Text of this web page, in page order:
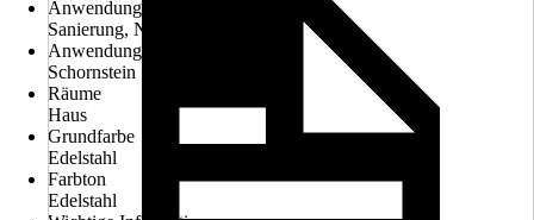
Anwendung
Sanierung, Neubau
Anwendungsbereich
Schornstein
Räume
Haus
Grundfarbe
Edelstahl
Farbton
Edelstahl